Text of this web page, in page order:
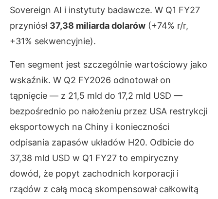
Sovereign AI i instytuty badawcze. W Q1 FY27
przyniósł 37,38 miliarda dolarów (+74% r/r,
+31% sekwencyjnie).
Ten segment jest szczególnie wartościowy jako
wskaźnik. W Q2 FY2026 odnotował on
tąpnięcie — z 21,5 mld do 17,2 mld USD —
bezpośrednio po nałożeniu przez USA restrykcji
eksportowych na Chiny i konieczności
odpisania zapasów układów H20. Odbicie do
37,38 mld USD w Q1 FY27 to empiryczny
dowód, że popyt zachodnich korporacji i
rządów z całą mocą skompensował całkowitą